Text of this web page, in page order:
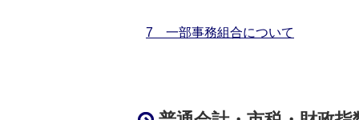
7 一部事務組合について